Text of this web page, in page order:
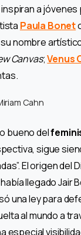
a
Paula Bonet
nombre
Canvas;Venus
Cahn
bueno del
sigue
El origen del
llegado Jair
una ley para
al mundo a
especial